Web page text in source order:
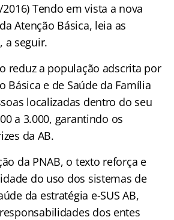
2016) Tendo em vista a nova
Atenção Básica, leia as
a seguir.
reduz a população adscrita por
Básica e de Saúde da Família
localizadas dentro do seu
a 3.000, garantindo os
da AB.
da PNAB, o texto reforça e
do uso dos sistemas de
da estratégia e-SUS AB,
dos entes